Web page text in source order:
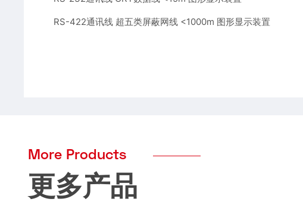
RS-422通讯线 超五类屏蔽网线 <1000m 图形显示装置
More Products
更多产品